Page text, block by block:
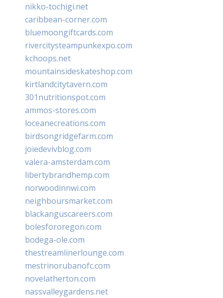
nikko-tochigi.net
caribbean-corner.com
bluemoongiftcards.com
rivercitysteampunkexpo.com
kchoops.net
mountainsideskateshop.com
kirtlandcitytavern.com
301nutritionspot.com
ammos-stores.com
loceanecreations.com
birdsongridgefarm.com
joiedevivblog.com
valera-amsterdam.com
libertybrandhemp.com
norwoodinnwi.com
neighboursmarket.com
blackanguscareers.com
bolesfororegon.com
bodega-ole.com
thestreamlinerlounge.com
mestrinorubanofc.com
novelatherton.com
nassvalleygardens.net